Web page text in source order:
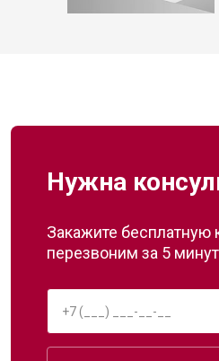
Нужна
Закажите бесплатную
перезвоним за 5 минут